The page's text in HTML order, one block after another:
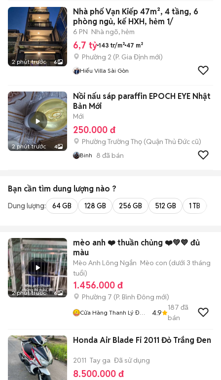
2 phút trước 6
Nhà phố Vạn Kiếp 47m², 4 tầng, 6
phòng ngủ, kế HXH, hẻm 1/
6 PN Nhà ngõ, hẻm
6,7 tỷ 143 tr/m² 47 m²
Phường 2 (P. Gia Định mới)
Hiếu Villa Sài Gòn
2 phút trước 4
Nồi nấu sáp paraffin EPOCH EYE Nhật
Bản Mới
Mới
250.000 đ
Phường Trường Thọ (Quận Thủ Đức cũ)
Binh 8 đã bán
Bạn cần tìm dung lượng nào ?
Dung lượng: 64 GB 128 GB 256 GB 512 GB 1 TB
2 phút trước 6
mèo anh ❤️ thuần chủng ❤️💚💙 đủ
màu
Mèo Anh Lông Ngắn Mèo con (dưới 3 tháng
tuổi)
1.456.000 đ
Phường 7 (P. Bình Đông mới)
Cửa Hàng Thanh Lý Đồ
4.9
187 đã
bán
Honda Air Blade Fi 2011 Đỏ Trắng Đen
2011 Tay ga Đã sử dụng
8.500.000 đ